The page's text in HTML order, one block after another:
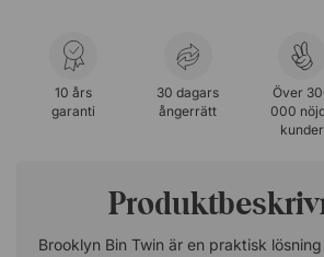
10 års
garanti
30 dagars
ångerrätt
Över
000
kunder
Brooklyn Bin Twin är en praktisk